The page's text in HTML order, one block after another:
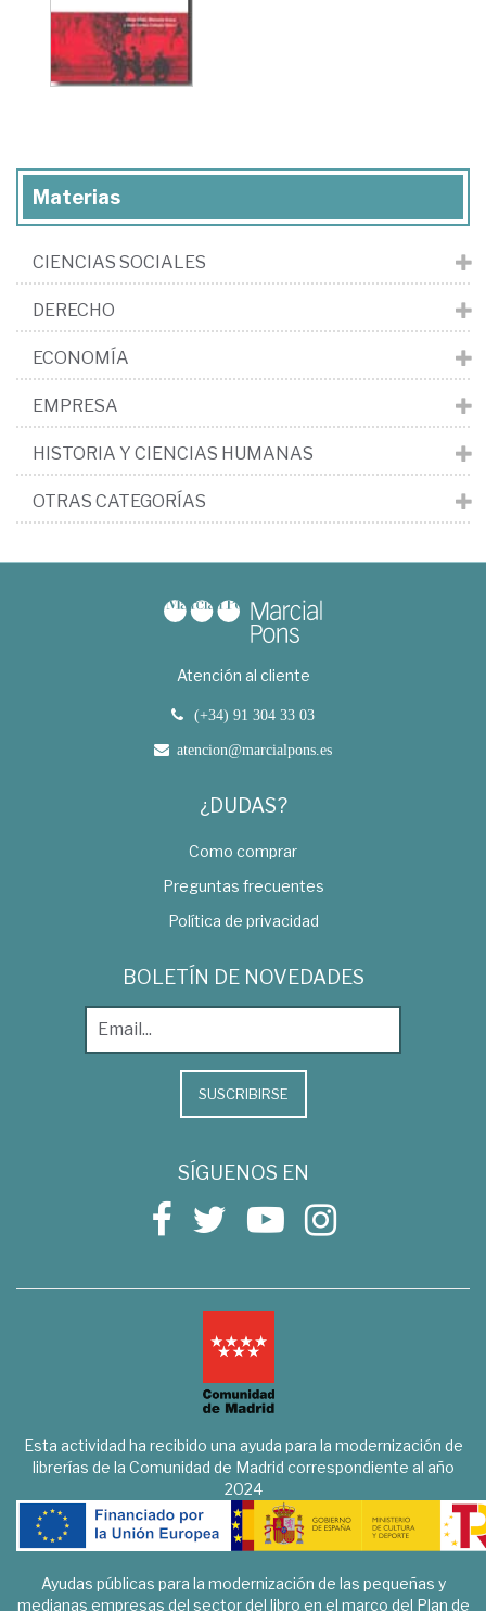
Materias
CIENCIAS SOCIALES
DERECHO
ECONOMÍA
EMPRESA
HISTORIA Y CIENCIAS HUMANAS
OTRAS CATEGORÍAS
Atención al cliente
(+34) 91 304 33 03
atencion@marcialpons.es
¿DUDAS?
Como comprar
Preguntas frecuentes
Política de privacidad
BOLETÍN DE NOVEDADES
SUSCRIBIRSE
SÍGUENOS EN
Esta actividad ha recibido una ayuda para la modernización de
librerías de la Comunidad de Madrid correspondiente al año
2024
Ayudas públicas para la modernización de las pequeñas y
medianas empresas del sector del libro en el marco del Plan de